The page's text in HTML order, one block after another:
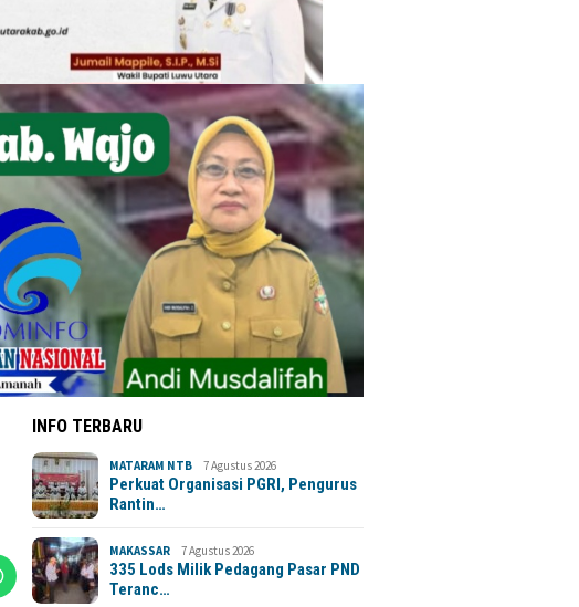
INFO TERBARU
MATARAM NTB 7 Agustus 2026
Perkuat Organisasi PGRI, Pengurus
Rantin…
MAKASSAR 7 Agustus 2026
335 Lods Milik Pedagang Pasar PND
Teranc…